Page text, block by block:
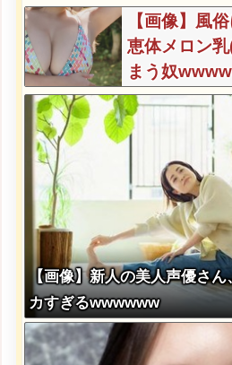
してあげるよな？？
【画像】風
恵体メロン
まう奴
【画像】新人の美人声優さ
カすぎるwwwwww